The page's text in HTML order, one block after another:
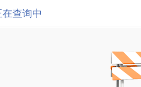
在查询中